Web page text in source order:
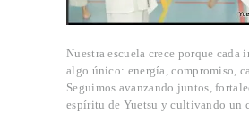
Nuestra escuela crece porque cada
algo único: energía, compromiso,
Seguimos avanzando juntos,
espíritu de Yuetsu y cultivando un